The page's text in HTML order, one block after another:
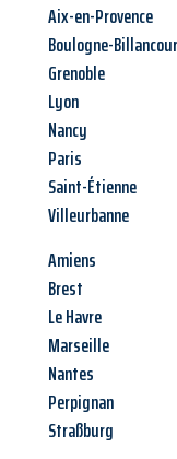
Aix-en-Provence
Boulogne-
Grenoble
Lyon
Nancy
Paris
Saint-Étienne
Villeurbanne
Amiens
Brest
Le Havre
Marseille
Nantes
Perpignan
Straßburg